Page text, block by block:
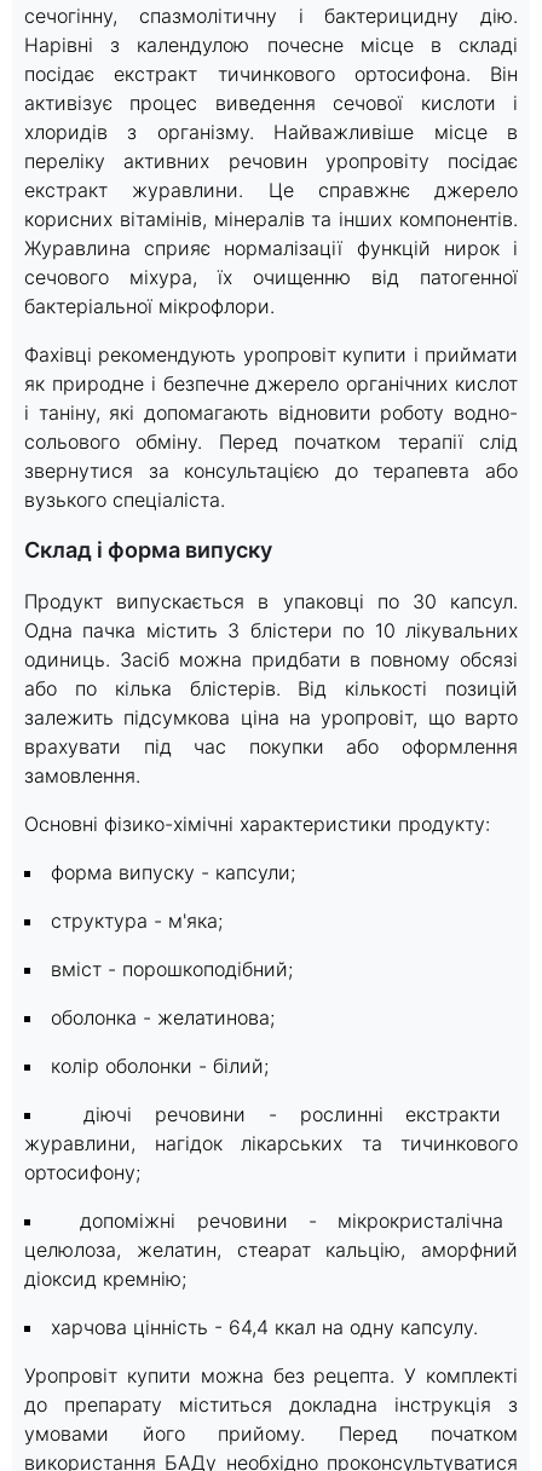
сечогінну, спазмолітичну і бактерицидну дію.
Нарівні з календулою почесне місце в складі
посідає екстракт тичинкового ортосифона. Він
активізує процес виведення сечової кислоти і
хлоридів з організму. Найважливіше місце в
переліку активних речовин уропровіту посідає
екстракт журавлини. Це справжнє джерело
корисних вітамінів, мінералів та інших компонентів.
Журавлина сприяє нормалізації функцій нирок і
сечового міхура, їх очищенню від патогенної
бактеріальної мікрофлори.
Фахівці рекомендують уропровіт купити і приймати
як природне і безпечне джерело органічних кислот
і таніну, які допомагають відновити роботу водно-
сольового обміну. Перед початком терапії слід
звернутися за консультацією до терапевта або
вузького спеціаліста.
Склад і форма випуску
Продукт випускається в упаковці по 30 капсул.
Одна пачка містить 3 блістери по 10 лікувальних
одиниць. Засіб можна придбати в повному обсязі
або по кілька блістерів. Від кількості позицій
залежить підсумкова ціна на уропровіт, що варто
врахувати під час покупки або оформлення
замовлення.
Основні фізико-хімічні характеристики продукту:
форма випуску - капсули;
структура - м'яка;
вміст - порошкоподібний;
оболонка - желатинова;
колір оболонки - білий;
діючі речовини - рослинні екстракти
журавлини, нагідок лікарських та тичинкового
ортосифону;
допоміжні речовини - мікрокристалічна
целюлоза, желатин, стеарат кальцію, аморфний
діоксид кремнію;
харчова цінність - 64,4 ккал на одну капсулу.
Уропровіт купити можна без рецепта. У комплекті
до препарату міститься докладна інструкція з
умовами його прийому. Перед початком
використання БАДу необхідно проконсультуватися